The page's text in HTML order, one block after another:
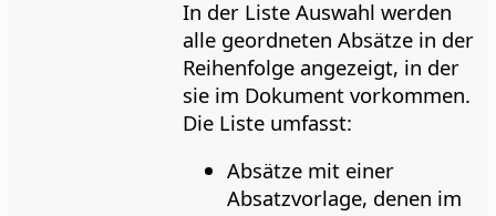
In der Liste Auswahl werden
alle geordneten Absätze in der
Reihenfolge angezeigt, in der
sie im Dokument vorkommen.
Die Liste umfasst:
Absätze mit einer
Absatzvorlage, denen im